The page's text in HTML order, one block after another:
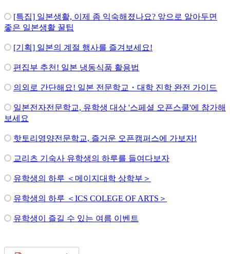
[특집] 일본생활, 이제 좀 익숙해졌나요? 앞으로 알아두면
좋은 일본생활 꿀팁
[기획] 일본의 계절 행사를 즐겨보세요!
편집부 추천! 일본 냉동식품 활용법
의외로 간단해요! 일본 전문학교・대학 진학 완전 가이드
일본전자전문학교, 유학생 대상 '스페셜 오픈스쿨'에 참가해
보세요
핫토리영양전문학교, 즐거운 오픈캠퍼스에 가보자!
교리츠 기숙사 유학생의 하루를 들여다보자
유학생의 하루 ＜메이지대학 상학부＞
유학생의 하루 ＜ICS COLEGE OF ARTS＞
유학생이 즐길 수 있는 여름 이벤트